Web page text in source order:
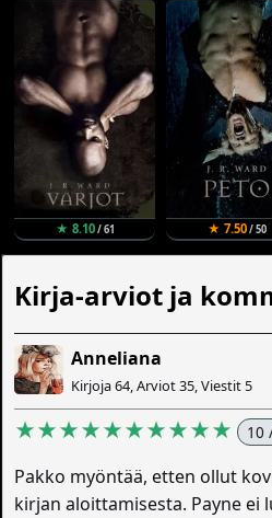
★ 8.10/ 61 ★ 7.50/ 50
Kirja-arviot ja
Anneliana
Kirjoja 64, Arviot 35, Viestit 5
★★★★★★★★★★ 10
Pakko myöntää, etten ollut
kirjan aloittamisesta. Payne ei